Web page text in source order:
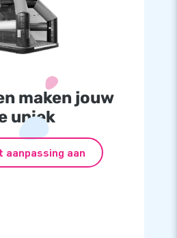
maken jouw
uniek
aanpassing aan